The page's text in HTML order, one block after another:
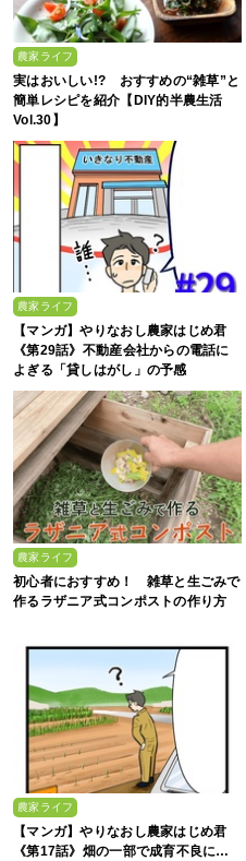
農家ライフ
実はおいしい!? おすすめの“雑草”と
簡単レシピを紹介【DIY的半農生活
Vol.30】
農家ライフ
【マンガ】やりなおし農家はじめ君
《第29話》不動産会社からの電話に
よぎる「貸しはがし」の予感
農家ライフ
初心者におすすめ！ 雑草と生ごみで
作るラザニア式コンポストの作り方
農家ライフ
【マンガ】やりなおし農家はじめ君
《第17話》畑の一部で成育不良に…